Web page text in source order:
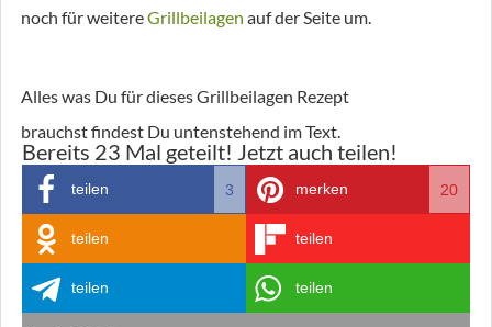
noch für weitereGrillbeilagen auf der Seite um.
Alles was Du für dieses Grillbeilagen Rezept
brauchst findest Du untenstehend im Text.
Bereits 23 Mal geteilt! Jetzt auch teilen!
teilen 3 merken 20
teilen teilen
teilen teilen